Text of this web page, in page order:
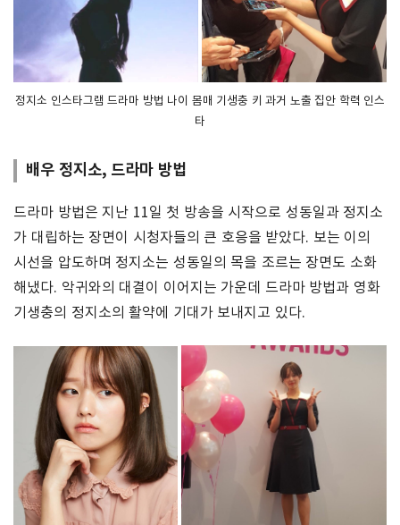
정지소 인스타그램 드라마 방법 나이 몸매 기생충 키 과거 노출 집안 학력 인스
타
배우 정지소, 드라마 방법
드라마 방법은 지난 11일 첫 방송을 시작으로 성동일과 정지소
가 대립하는 장면이 시청자들의 큰 호응을 받았다. 보는 이의
시선을 압도하며 정지소는 성동일의 목을 조르는 장면도 소화
해냈다. 악귀와의 대결이 이어지는 가운데 드라마 방법과 영화
기생충의 정지소의 활약에 기대가 보내지고 있다.